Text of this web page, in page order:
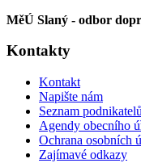
MěÚ Slaný - odbor
Kontakty
Kontakt
Napište nám
Seznam
Agendy obecního
Ochrana osobních
Zajímavé odkazy